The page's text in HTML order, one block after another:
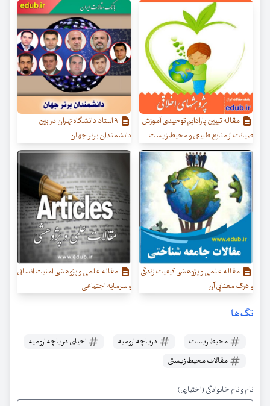
مقاله تبیین پارادایم توحیدی آموزش
صیانت از منابع طبیعی و محیط زیست
۹ استاد دانشگاه تهران در بین
دانشمندان برتر جهان
مقاله علمی و پژوهشی کیفیت زندگی
و درک معنایی آن
مقاله علمی و پژوهشی امنیت انسانی
و سرمایه اجتماعی
تگ‌ها
محیط زیست دریاچه ارومیه
احیای دریاچه ارومیه
مقالات محیط زیستی
نام و نام خانوادگی (اختیاری)